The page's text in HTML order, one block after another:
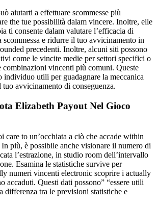
aiutarti a effettuare scommesse più
the tue possibilità dalam vincere. Inoltre, elle
ti consente dalam valutare l’efficacia di
scommessa e ridurre il tuo avvicinamento in
precedenti. Inoltre, alcuni siti possono
come le vincite medie per settori specifici o
combinazioni vincenti più comuni. Queste
individuo utili per guadagnare la meccanica
tuo avvicinamento di conseguenza.
Elizabeth Payout Nel Gioco
care to un’occhiata a ciò che accade within
più, è possibile anche visionare il numero di
l’estrazione, in studio room dell’intervallo
Esamina le statistiche survive per
numeri vincenti electronic scoprire i actually
accaduti. Questi dati possono” “essere utili
differenza tra le previsioni statistiche e